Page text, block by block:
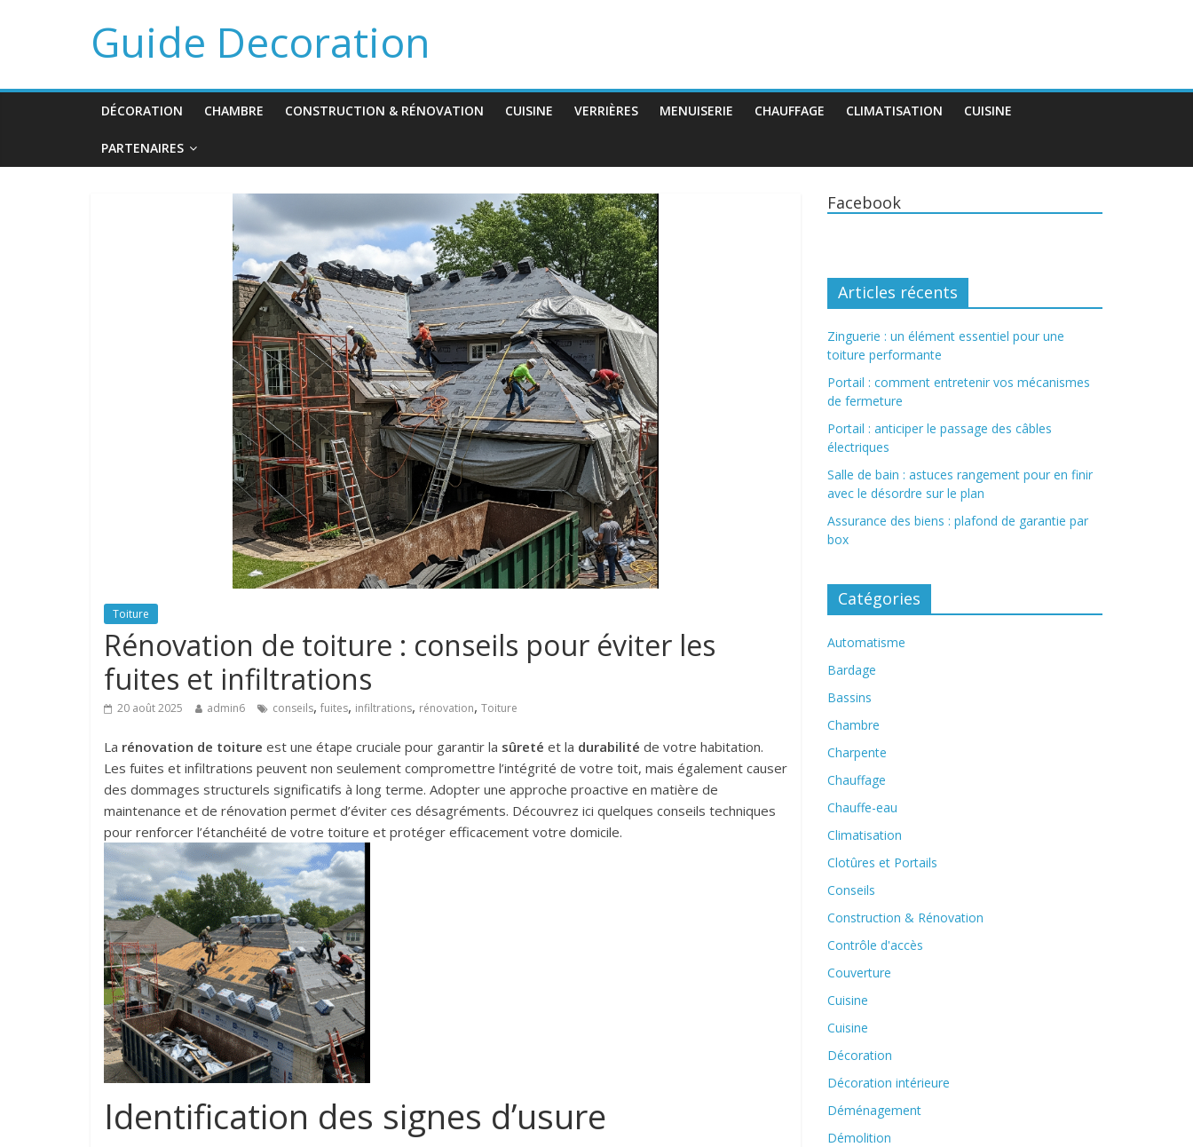
Guide Decoration
DÉCORATION CHAMBRE CONSTRUCTION & RÉNOVATION CUISINE VERRIÈRES MENUISERIE CHAUFFAGE CLIMATISATION CUISINE
PARTENAIRES
Toiture
Rénovation de toiture : conseils pour éviter les
fuites et infiltrations
20 août 2025 admin6 conseils, fuites, infiltrations, rénovation, Toiture
La rénovation de toiture est une étape cruciale pour garantir la sûreté et la durabilité de votre habitation.
Les fuites et infiltrations peuvent non seulement compromettre l’intégrité de votre toit, mais également causer
des dommages structurels significatifs à long terme. Adopter une approche proactive en matière de
maintenance et de rénovation permet d’éviter ces désagréments. Découvrez ici quelques conseils techniques
pour renforcer l’étanchéité de votre toiture et protéger efficacement votre domicile.
Identification des signes d’usure
Facebook
Articles récents
Zinguerie : un élément essentiel pour une
toiture performante
Portail : comment entretenir vos mécanismes
de fermeture
Portail : anticiper le passage des câbles
électriques
Salle de bain : astuces rangement pour en finir
avec le désordre sur le plan
Assurance des biens : plafond de garantie par
box
Catégories
Automatisme
Bardage
Bassins
Chambre
Charpente
Chauffage
Chauffe-eau
Climatisation
Clotûres et Portails
Conseils
Construction & Rénovation
Contrôle d'accès
Couverture
Cuisine
Cuisine
Décoration
Décoration intérieure
Déménagement
Démolition